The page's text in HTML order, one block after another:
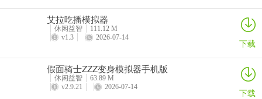
艾拉吃播模拟器
休闲益智
111.12 M
v1.3
2026-07-14 下载
假面骑士ZZZ变身模拟器手机版
休闲益智
63.89 M
v2.9.21
2026-07-14 下载